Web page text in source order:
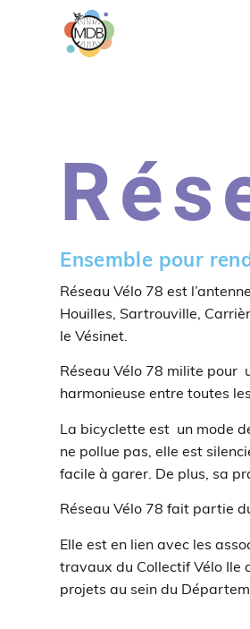
Ensemble pour
Réseau Vélo 78 est
Houilles, Sartrouville,
le Vésinet.
Réseau Vélo 78 milite pour
harmonieuse entre toutes
La bicyclette est un mode
ne pollue pas, elle est
facile à garer. De plus, sa
Réseau Vélo 78 fait partie
Elle est en lien avec les
travaux du Collectif Vélo Ile
projets au sein du